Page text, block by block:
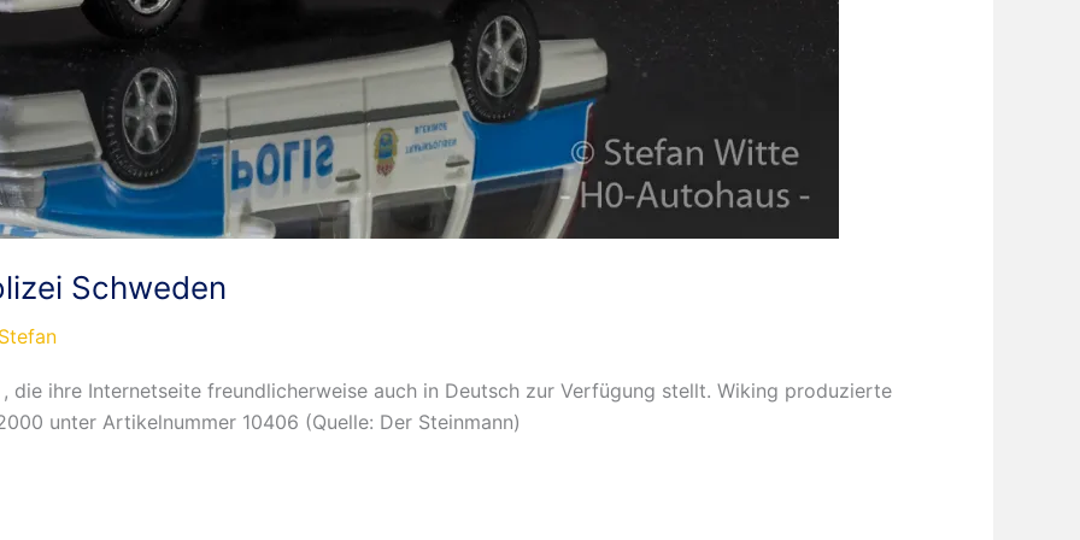
Schweden
Stefan
die ihre Internetseite freundlicherweise auch in Deutsch zur Verfügung stellt. Wiking produzierte
unter Artikelnummer 10406 (Quelle: Der Steinmann)